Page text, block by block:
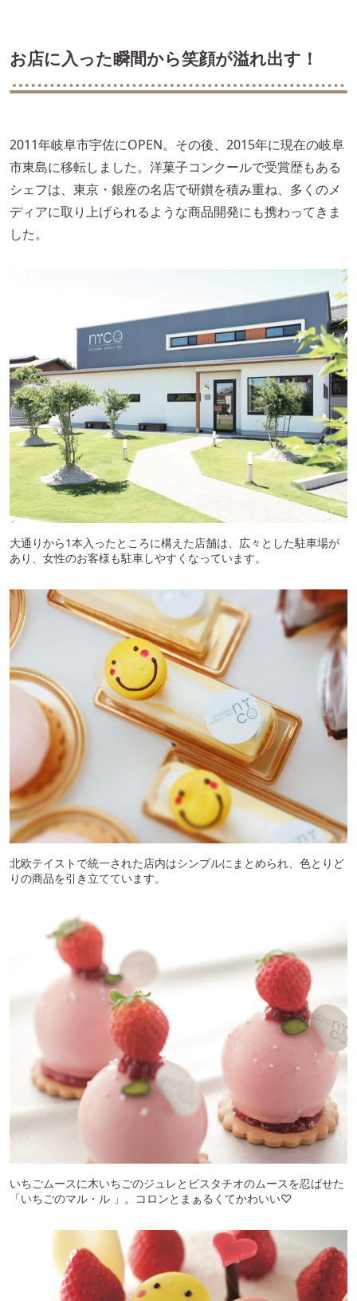
お店に入った瞬間から笑顔が溢れ出す！
2011年岐阜市宇佐にOPEN。その後、2015年に現在の岐阜
市東島に移転しました。洋菓子コンクールで受賞歴もある
シェフは、東京・銀座の名店で研鑚を積み重ね、多くのメ
ディアに取り上げられるような商品開発にも携わってきま
した。
大通りから1本入ったところに構えた店舗は、広々とした駐車場が
あり、女性のお客様も駐車しやすくなっています。
北欧テイストで統一された店内はシンプルにまとめられ、色とりど
りの商品を引き立てています。
いちごムースに木いちごのジュレとピスタチオのムースを忍ばせた
「いちごのマル・ル 」。コロンとまぁるくてかわいい♡